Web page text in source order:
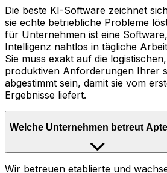
Die beste KI-Software zeichnet
sie echte betriebliche Probleme
für Unternehmen ist eine
Intelligenz nahtlos in tägliche
Sie muss exakt auf die
produktiven Anforderungen Ihrer
abgestimmt sein, damit sie vom
Ergebnisse liefert.
Welche Unternehmen betreut
Wir betreuen etablierte und